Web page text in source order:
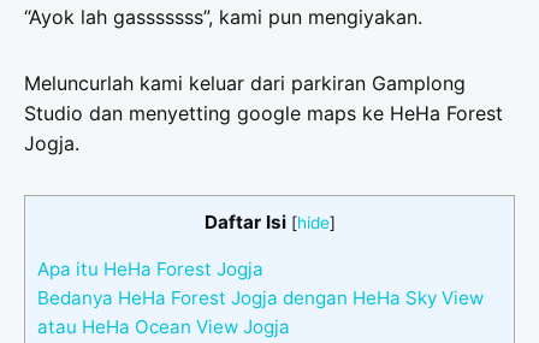
“Ayok lah gasssssss”, kami pun mengiyakan.
Meluncurlah kami keluar dari parkiran Gamplong
Studio dan menyetting google maps ke HeHa Forest
Jogja.
Daftar Isi [hide]
Apa itu HeHa Forest Jogja
Bedanya HeHa Forest Jogja dengan HeHa Sky View
atau HeHa Ocean View Jogja